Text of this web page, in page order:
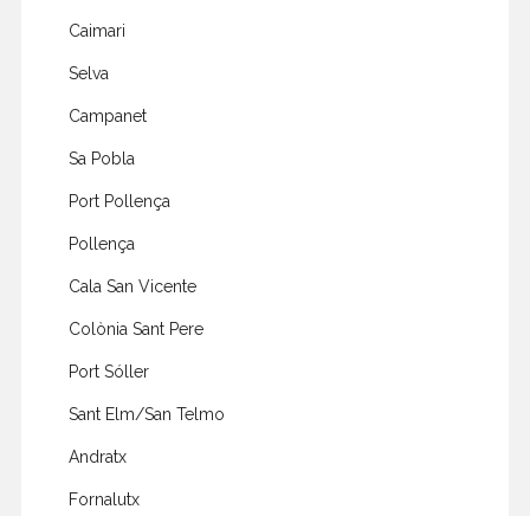
Caimari
Selva
Campanet
Sa Pobla
Port Pollença
Pollença
Cala San Vicente
Colònia Sant Pere
Port Sóller
Sant Elm/San Telmo
Andratx
Fornalutx